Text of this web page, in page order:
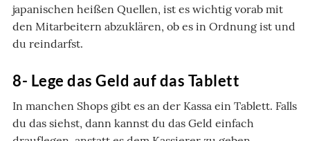
japanischen heißen Quellen, ist es wichtig vorab mit
den Mitarbeitern abzuklären, ob es in Ordnung ist und
du reindarfst.
8- Lege das Geld auf das Tablett
In manchen Shops gibt es an der Kassa ein Tablett. Falls
du das siehst, dann kannst du das Geld einfach